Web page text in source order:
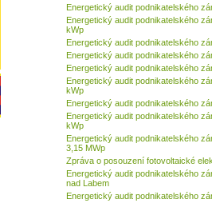
Energetický audit podnikatelského
Energetický audit podnikatelského
kWp
Energetický audit podnikatelského
Energetický audit podnikatelského
Energetický audit podnikatelského
Energetický audit podnikatelského
kWp
Energetický audit podnikatelského
Energetický audit podnikatelského
kWp
Energetický audit podnikatelského
3,15 MWp
Zpráva o posouzení fotovoltaické
Energetický audit podnikatelského
nad Labem
Energetický audit podnikatelského